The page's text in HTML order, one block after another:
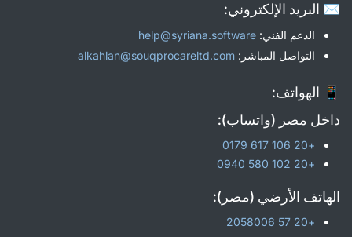
✉️ البريد الإلكتروني:
الدعم الفني: help@syriana.software
التواصل المباشر: alkahlan@souqprocareltd.com
📱 الهواتف:
داخل مصر (واتساب):
+20 106 617 0179
+20 102 580 0940
الهاتف الأرضي (مصر):
+20 57 2058006